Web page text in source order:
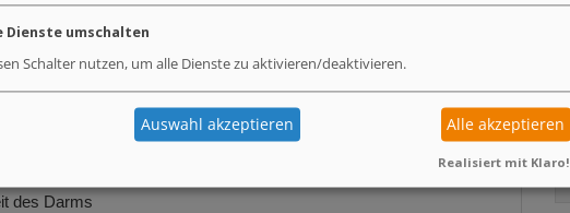
Gleichgewicht im Darm
dem allgemeinen Wohlbefinden des Tieres bei
Tiere
des Darms
Dienste umschalten
Schalter nutzen, um alle Dienste zu aktivieren/deaktivieren.
Auswahl akzeptieren Alle akzeptieren
Realisiert mit Klaro!